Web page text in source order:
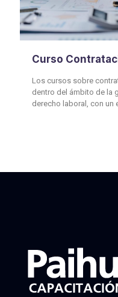
Curso
Los cursos sobre
dentro del ámbito de la
derecho laboral, con un